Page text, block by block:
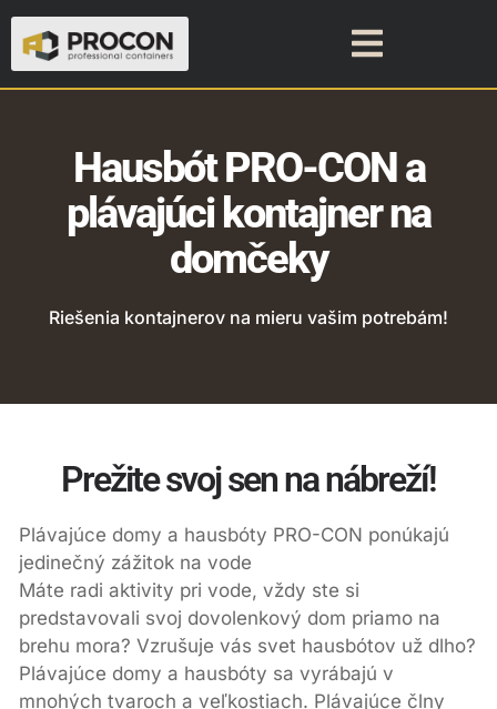
Hausbót PRO-CON a
plávajúci kontajner na
domčeky
Riešenia kontajnerov na mieru vašim potrebám!
Prežite svoj sen na nábreží!
Plávajúce domy a hausbóty PRO-CON ponúkajú
jedinečný zážitok na vode
Máte radi aktivity pri vode, vždy ste si
predstavovali svoj dovolenkový dom priamo na
brehu mora? Vzrušuje vás svet hausbótov už dlho?
Plávajúce domy a hausbóty sa vyrábajú v
mnohých tvaroch a veľkostiach. Plávajúce člny